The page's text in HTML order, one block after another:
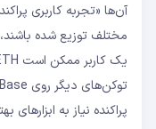
آن‌ها «تجربه کاربری
مختلف توزیع شده
پراکنده نیاز به